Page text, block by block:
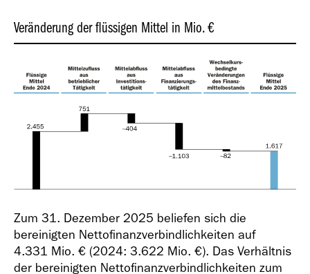
Veränderung der flüssigen Mittel in Mio. €
Zum 31. Dezember 2025 beliefen sich die
bereinigten Nettofinanzverbindlichkeiten auf
4.331 Mio. € (2024: 3.622 Mio. €). Das Verhältnis
der bereinigten Nettofinanzverbindlichkeiten zum